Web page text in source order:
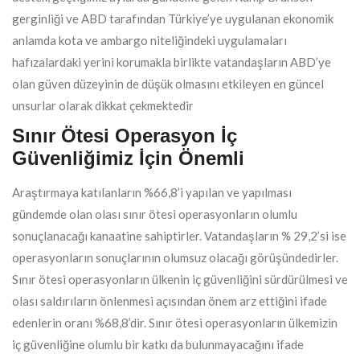
gerginliği ve ABD tarafından Türkiye’ye uygulanan ekonomik
anlamda kota ve ambargo niteliğindeki uygulamaları
hafızalardaki yerini korumakla birlikte vatandaşların ABD’ye
olan güven düzeyinin de düşük olmasını etkileyen en güncel
unsurlar olarak dikkat çekmektedir
Sınır Ötesi Operasyon İç
Güvenliğimiz İçin Önemli
Araştırmaya katılanların %66,8’i yapılan ve yapılması
gündemde olan olası sınır ötesi operasyonların olumlu
sonuçlanacağı kanaatine sahiptirler. Vatandaşların % 29,2’si ise
operasyonların sonuçlarının olumsuz olacağı görüşündedirler.
Sınır ötesi operasyonların ülkenin iç güvenliğini sürdürülmesi ve
olası saldırıların önlenmesi açısından önem arz ettiğini ifade
edenlerin oranı %68,8’dir. Sınır ötesi operasyonların ülkemizin
iç güvenliğine olumlu bir katkı da bulunmayacağını ifade